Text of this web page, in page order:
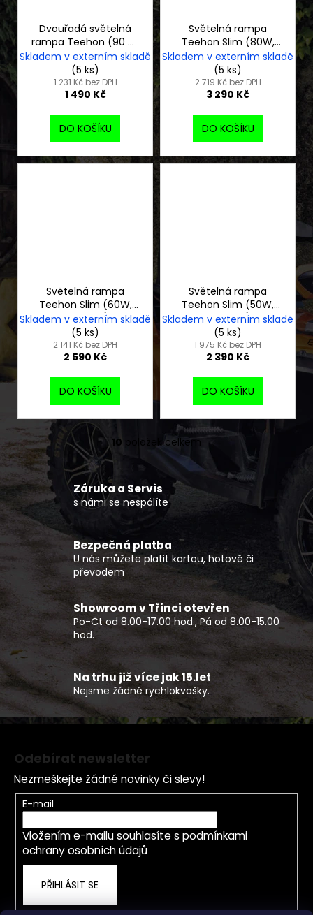
Dvouřadá světelná
rampa Teehon (90 W,
367 mm)
Skladem v externím skladě
(5 ks)
1 231 Kč bez DPH
1 490 Kč
DO KOŠÍKU
Světelná rampa
Teehon Slim (80W,
464 mm)
Skladem v externím skladě
(5 ks)
2 719 Kč bez DPH
3 290 Kč
DO KOŠÍKU
Světelná rampa
Teehon Slim (60W,
348 mm)
Skladem v externím skladě
(5 ks)
2 141 Kč bez DPH
2 590 Kč
DO KOŠÍKU
Světelná rampa
Teehon Slim (50W,
293 mm)
Skladem v externím skladě
(5 ks)
1 975 Kč bez DPH
2 390 Kč
DO KOŠÍKU
O
l
á
d
c
í
p
v
k
y
v
p
i
s
u
10 položek celkem
Záruka a Servis
s námi se nespálíte
Bezpečná platba
U nás můžete platit kartou, hotově či
převodem
Showroom v Třinci otevřen
Po-Čt od 8.00-17.00 hod., Pá od 8.00-15.00
hod.
Na trhu již více jak 15.let
Nejsme žádné rychlokvašky.
Odebírat newsletter
Nezmeškejte žádné novinky či slevy!
E-mail
Vložením e-mailu souhlasíte s podmínkami
ochrany osobních údajů
PŘIHLÁSIT SE